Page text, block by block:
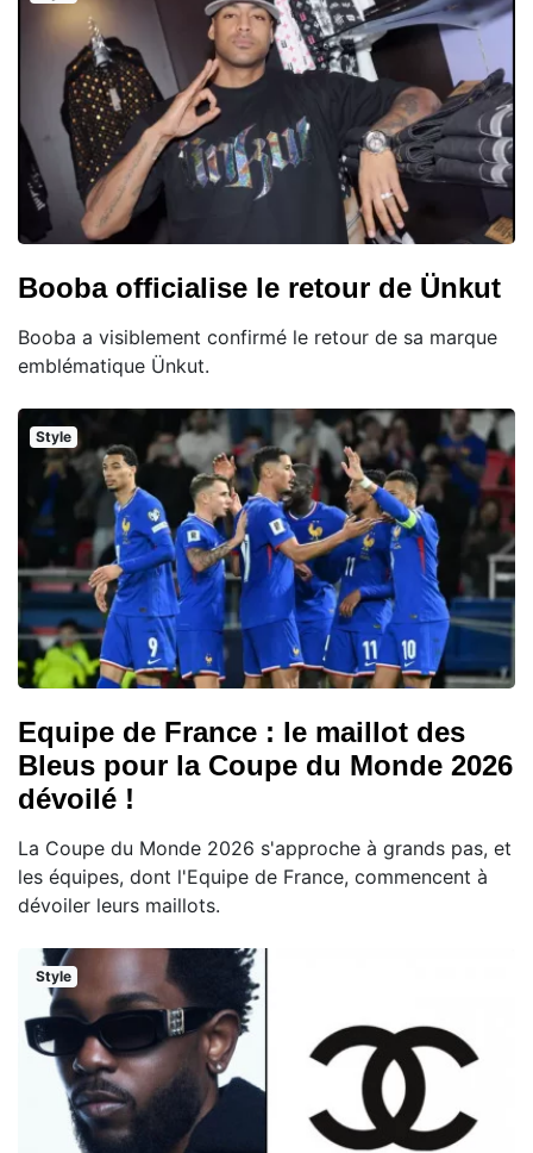
Booba officialise le retour de Ünkut
Booba a visiblement confirmé le retour de sa marque
emblématique Ünkut.
Style
Equipe de France : le maillot des
Bleus pour la Coupe du Monde 2026
dévoilé !
La Coupe du Monde 2026 s'approche à grands pas, et
les équipes, dont l'Equipe de France, commencent à
dévoiler leurs maillots.
Style